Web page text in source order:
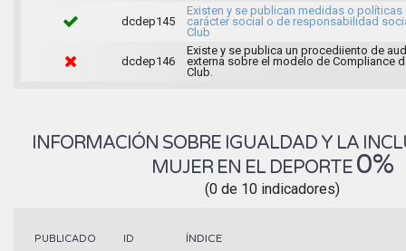
dcdep145
Existen y se publican medidas o políticas
carácter social o de responsabilidad
Club
dcdep146
Existe y se publica un procediiento de
externa sobre el modelo de Compliance
Club.
INFORMACIÓN SOBRE IGUALDAD Y LA
MUJER EN EL DEPORTE 0%
(0 de 10 indicadores)
PUBLICADO ID ÍNDICE